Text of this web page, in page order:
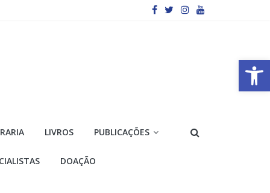
Barra de Ferramentas Aberta
LIVROS PUBLICAÇÕES
DOAÇÃO